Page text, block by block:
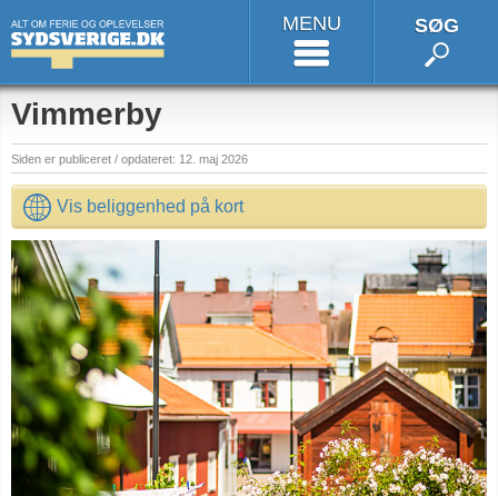
MENU SØG
Vimmerby
Siden er publiceret / opdateret: 12. maj 2026
Vis beliggenhed på kort